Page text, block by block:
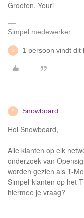
Groeten, Youri
Simpel medewerker
S 1 persoon vindt dit
S Snowboard
Hoi Snowboard,
Alle klanten op elk
onderzoek van
worden gezien als T-
Simpel-klanten op het
hiermee je vraag?